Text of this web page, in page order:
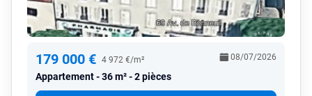
179 000 € 4 972 €/m²
Appartement 36 m² - 2 pièces
08/07/2026